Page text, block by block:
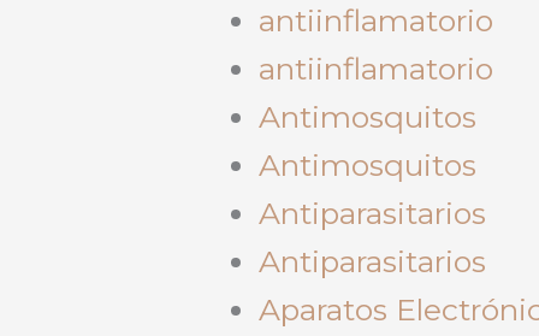
antiinflamatorio
antiinflamatorio
Antimosquitos
Antimosquitos
Antiparasitarios
Antiparasitarios
Aparatos